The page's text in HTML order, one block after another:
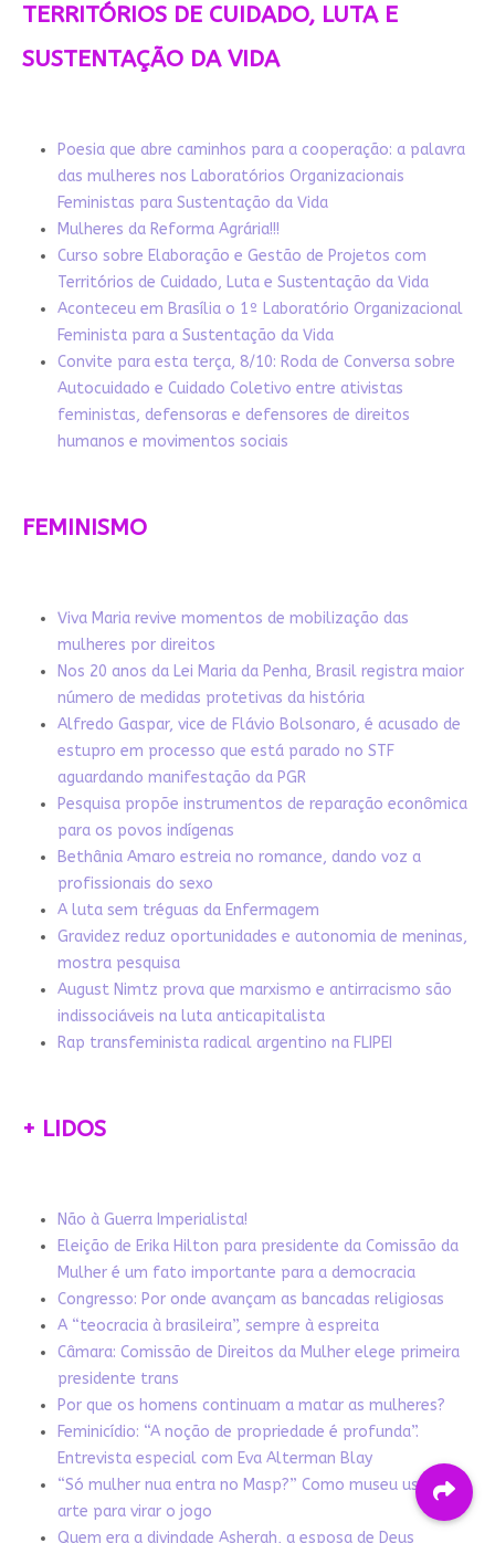
TERRITÓRIOS DE CUIDADO, LUTA E
SUSTENTAÇÃO DA VIDA
Poesia que abre caminhos para a cooperação: a palavra
das mulheres nos Laboratórios Organizacionais
Feministas para Sustentação da Vida
Mulheres da Reforma Agrária!!!
Curso sobre Elaboração e Gestão de Projetos com
Territórios de Cuidado, Luta e Sustentação da Vida
Aconteceu em Brasília o 1º Laboratório Organizacional
Feminista para a Sustentação da Vida
Convite para esta terça, 8/10: Roda de Conversa sobre
Autocuidado e Cuidado Coletivo entre ativistas
feministas, defensoras e defensores de direitos
humanos e movimentos sociais
FEMINISMO
Viva Maria revive momentos de mobilização das
mulheres por direitos
Nos 20 anos da Lei Maria da Penha, Brasil registra maior
número de medidas protetivas da história
Alfredo Gaspar, vice de Flávio Bolsonaro, é acusado de
estupro em processo que está parado no STF
aguardando manifestação da PGR
Pesquisa propõe instrumentos de reparação econômica
para os povos indígenas
Bethânia Amaro estreia no romance, dando voz a
profissionais do sexo
A luta sem tréguas da Enfermagem
Gravidez reduz oportunidades e autonomia de meninas,
mostra pesquisa
August Nimtz prova que marxismo e antirracismo são
indissociáveis na luta anticapitalista
Rap transfeminista radical argentino na FLIPEI
+ LIDOS
Não à Guerra Imperialista!
Eleição de Erika Hilton para presidente da Comissão da
Mulher é um fato importante para a democracia
Congresso: Por onde avançam as bancadas religiosas
A “teocracia à brasileira”, sempre à espreita
Câmara: Comissão de Direitos da Mulher elege primeira
presidente trans
Por que os homens continuam a matar as mulheres?
Feminicídio: “A noção de propriedade é profunda”.
Entrevista especial com Eva Alterman Blay
“Só mulher nua entra no Masp?” Como museu usa a
arte para virar o jogo
Quem era a divindade Asherah, a esposa de Deus